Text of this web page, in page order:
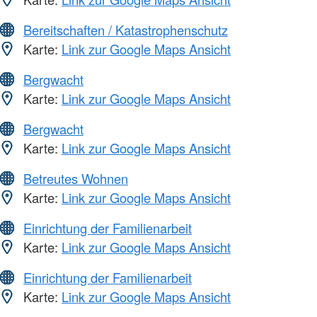
Bereitschaften / Katastrophenschutz
Karte: Link zur Google Maps Ansicht
Bergwacht
Karte: Link zur Google Maps Ansicht
Bergwacht
Karte: Link zur Google Maps Ansicht
Betreutes Wohnen
Karte: Link zur Google Maps Ansicht
Einrichtung der Familienarbeit
Karte: Link zur Google Maps Ansicht
Einrichtung der Familienarbeit
Karte: Link zur Google Maps Ansicht